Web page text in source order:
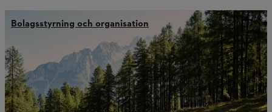
Bolagsstyrning och organisation